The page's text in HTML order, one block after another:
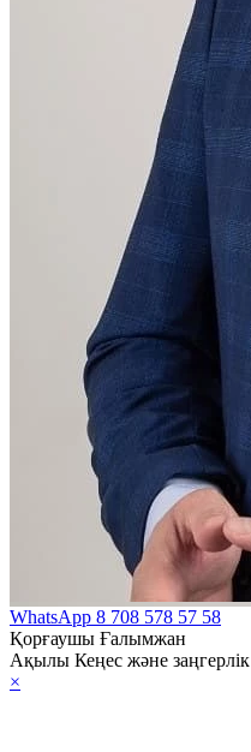
WhatsApp 8 708 578 57 58
Қорғаушы Ғалымжан
Ақылы Кеңес және
×